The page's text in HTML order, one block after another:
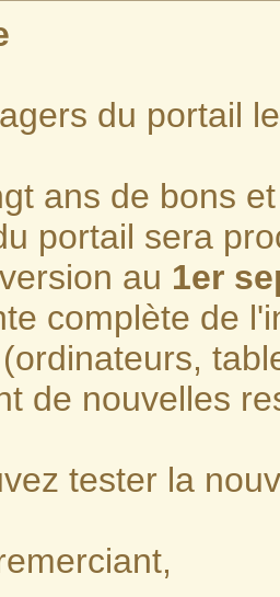
du portail
ans de bons
portail sera
au 1er
complète de
de nouvelles
tester la